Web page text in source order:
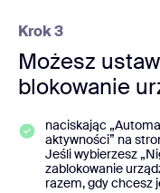
Krok 3
Możesz
blokowanie
naciskając
aktywności” na
Jeśli wybierzesz
zablokowanie
razem, gdy chcesz